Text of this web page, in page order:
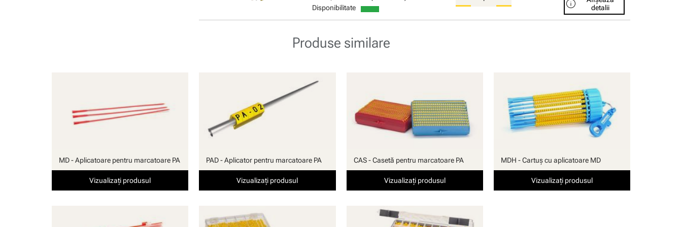
Disponibilitate
info
detalii
Produse similare
MD - Aplicatoare pentru marcatoare PA
Vizualizați produsul
PAD - Aplicator pentru marcatoare PA
Vizualizați produsul
CAS - Casetă pentru marcatoare PA
Vizualizați produsul
MDH - Cartuş cu aplicatoare MD
Vizualizați produsul